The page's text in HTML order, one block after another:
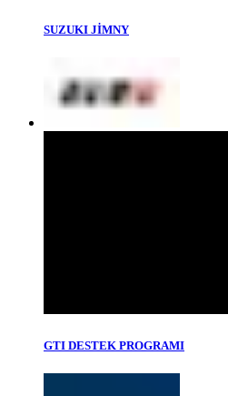
SUZUKI JİMNY
GTI DESTEK PROGRAMI